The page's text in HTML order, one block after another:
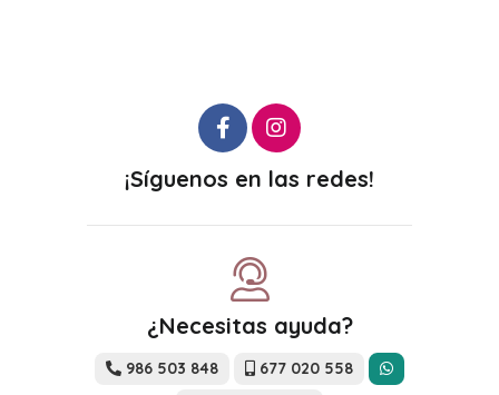
¡Síguenos en las redes!
¿Necesitas ayuda?
986 503 848
677 020 558